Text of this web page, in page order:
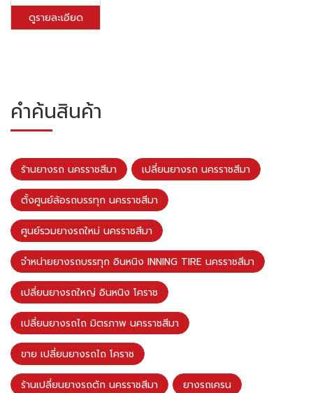
ดูรายละเอียด
คำค้นสินค้า
ร้านยางรถ นครราชสีมา เปลี่ยนยางรถ นครราชสีมา
ตั้งศูนย์ล้อรถบรรทุก นครราชสีมา
ศูนย์รวมยางรถใหม่ นครราชสีมา
จำหน่ายยางรถบรรทุก อินหนิง INNING TIRE นครราชสีมา
เปลี่ยนยางรถใหญ่ อินหนิง โคราช
เปลี่ยนยางรถไถ มิตรภาพ นครราชสีมา
ขาย เปลี่ยนยางรถไถ โคราช
ร้านเปลี่ยนยางรถตัก นครราชสีมา ยางรถเครน